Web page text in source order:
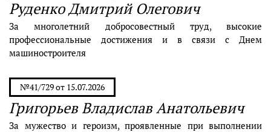
Руденко Дмитрий Олегович
За многолетний добросовестный труд, высокие
профессиональные достижения и в связи с Днем
машиностроителя
№41/729 от 15.07.2026
Григорьев Владислав Анатольевич
За мужество и героизм, проявленные при выполнении